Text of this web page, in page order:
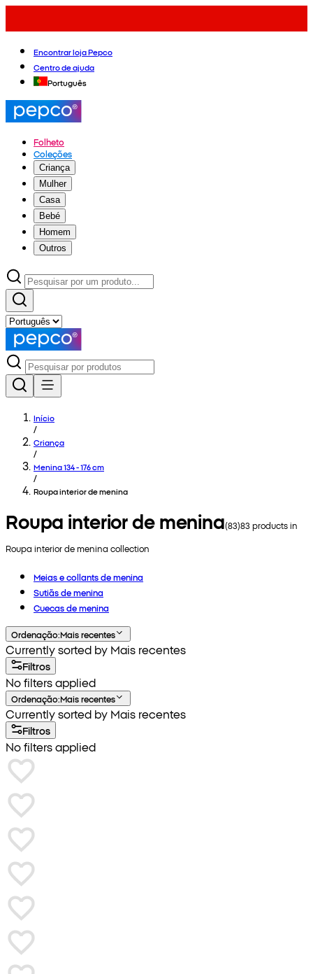
Encontrar loja Pepco
Centro de ajuda
Português
Folheto
Coleções
Criança
Mulher
Casa
Bebé
Homem
Outros
Início
/
Criança
/
Menina 134 - 176 cm
/
Roupa interior de menina
Roupa interior de menina(83)83 products in
Roupa interior de menina collection
Meias e collants de menina
Sutiãs de menina
Cuecas de menina
Ordenação:Mais recentes
Currently sorted by Mais recentes
Filtros
No filters applied
Ordenação:Mais recentes
Currently sorted by Mais recentes
Filtros
No filters applied